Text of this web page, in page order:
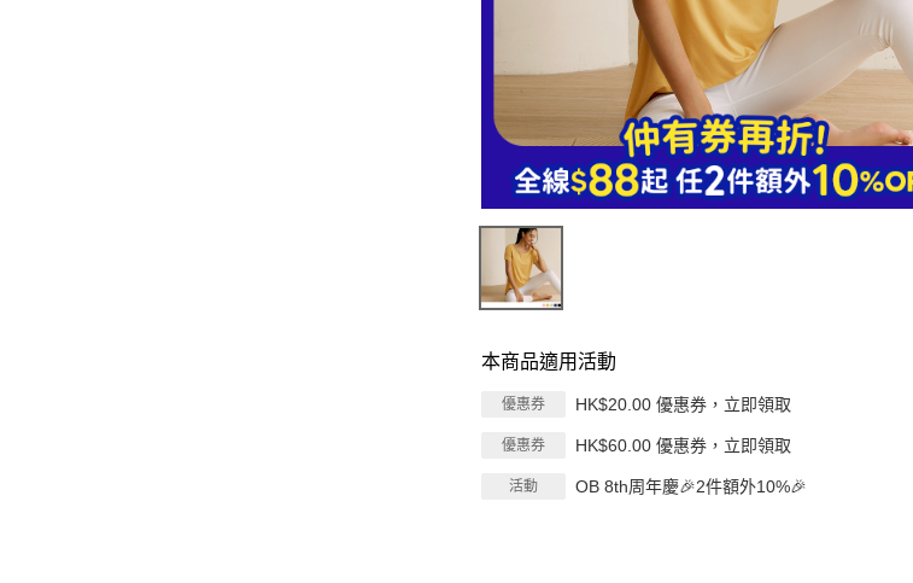
本商品適用活動
優惠券 HK$20.00 優惠券，立即領取
優惠券 HK$60.00 優惠券，立即領取
活動 OB 8th周年慶🎉2件額外10%🎉